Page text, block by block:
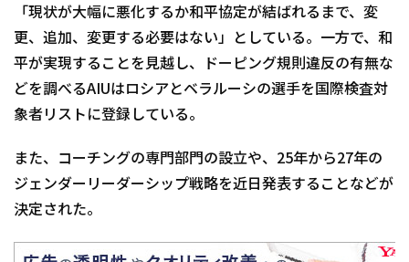
「現状が大幅に悪化するか和平協定が結ばれるまで、変
更、追加、変更する必要はない」としている。一方で、和
平が実現することを見越し、ドーピング規則違反の有無な
どを調べるAIUはロシアとベラルーシの選手を国際検査対
象者リストに登録している。
また、コーチングの専門部門の設立や、25年から27年の
ジェンダーリーダーシップ戦略を近日発表することなどが
決定された。